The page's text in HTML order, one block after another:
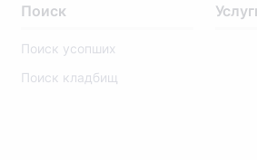
Поиск
Поиск усопших
Поиск кладбищ